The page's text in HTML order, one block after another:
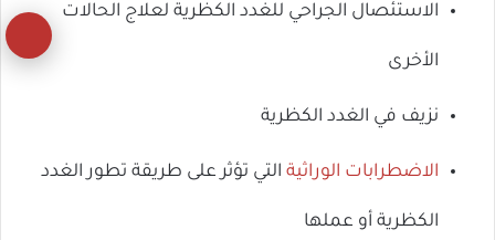
الاستئصال الجراحي للغدد الكظرية لعلاج الحالات
الأخرى
نزيف في الغدد الكظرية
الاضطرابات الوراثية التي تؤثر على طريقة تطور الغدد
الكظرية أو عملها
زر